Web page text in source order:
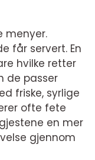
menyer.
får servert. En
hvilke retter
de passer
friske, syrlige
ofte fete
en mer
gjennom